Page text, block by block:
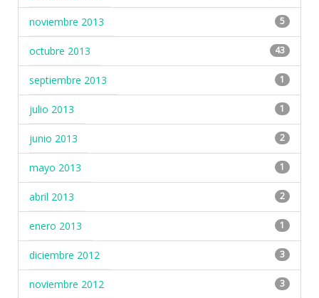
noviembre 2013 5
octubre 2013 43
septiembre 2013 1
julio 2013 1
junio 2013 2
mayo 2013 1
abril 2013 2
enero 2013 1
diciembre 2012 3
noviembre 2012 3